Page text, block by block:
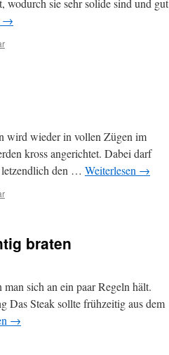
wodurch sie sehr solide sind und gut
→
wird wieder in vollen Zügen im
kross angerichtet. Dabei darf
letzendlich den … Weiterlesen →
braten
sich an ein paar Regeln hält.
Das Steak sollte frühzeitig aus dem
→